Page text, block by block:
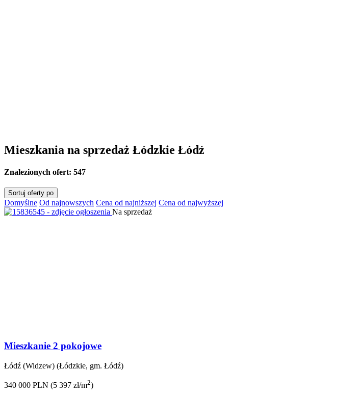
Mieszkania na sprzedaż Łódzkie Łódź
Znalezionych ofert: 547
Sortuj oferty po
Domyślne Od najnowszych Cena od najniższej Cena od najwyższej
Na sprzedaż
Mieszkanie 2 pokojowe
Łódź (Widzew) (Łódzkie, gm. Łódź)
340 000 PLN (5 397 zł/m2)